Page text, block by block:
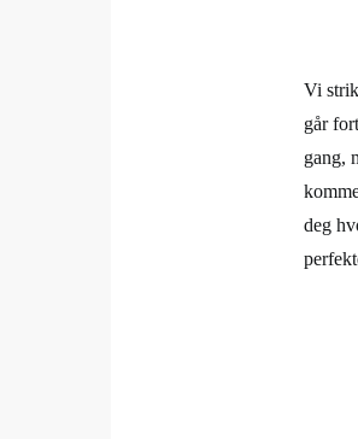
Vi
går
gang,
deg